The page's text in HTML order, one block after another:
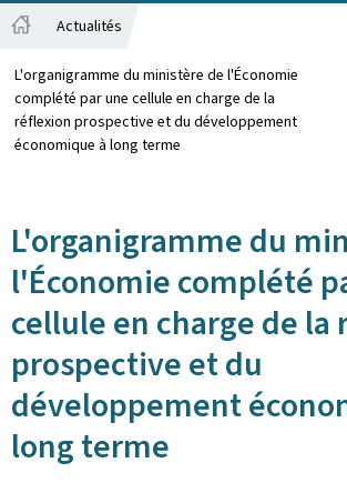
Actualités
L'organigramme du ministère de l'Économie
complété par une cellule en charge de la
réflexion prospective et du développement
économique à long terme
L'organigramme du
l'Économie complété
cellule en charge de la
prospective et du
développement
long terme